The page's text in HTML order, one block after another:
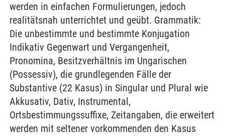
werden in einfachen Formulierungen, jedoch
realitätsnah unterrichtet und geübt. Grammatik:
Die unbestimmte und bestimmte Konjugation
Indikativ Gegenwart und Vergangenheit,
Pronomina, Besitzverhältnis im Ungarischen
(Possessiv), die grundlegenden Fälle der
Substantive (22 Kasus) in Singular und Plural wie
Akkusativ, Dativ, Instrumental,
Ortsbestimmungssuffixe, Zeitangaben, die erweitert
werden mit seltener vorkommenden den Kasus